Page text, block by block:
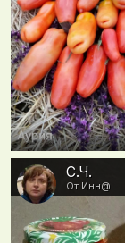
С.Ч.
От Инн@